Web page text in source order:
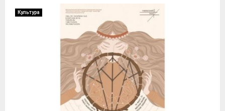
Культура